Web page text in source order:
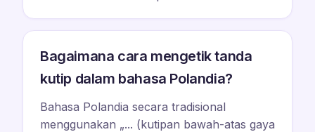
Bagaimana cara mengetik tanda
kutip dalam bahasa Polandia?
Bahasa Polandia secara tradisional
menggunakan „... (kutipan bawah-atas gaya